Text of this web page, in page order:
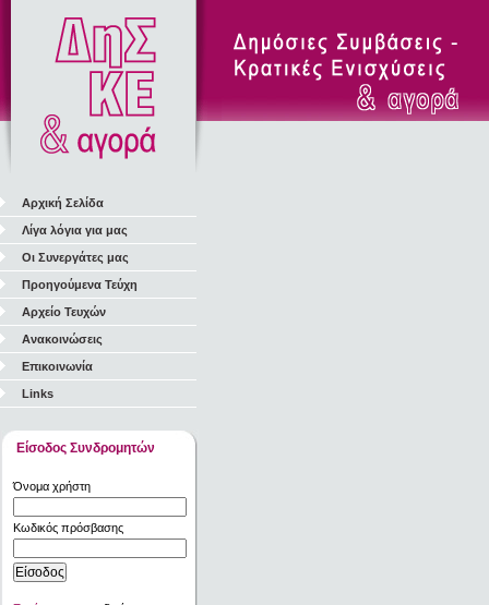
Αρχική Σελίδα
Λίγα λόγια για μας
Οι Συνεργάτες μας
Προηγούμενα Τεύχη
Αρχείο Τευχών
Ανακοινώσεις
Επικοινωνία
Links
Είσοδος Συνδρομητών
Όνομα χρήστη
Κωδικός πρόσβασης